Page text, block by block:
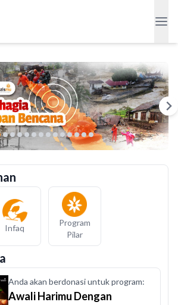
Infaq
Program
Pilar
Anda akan berdonasi untuk program:
Awali Harimu Dengan